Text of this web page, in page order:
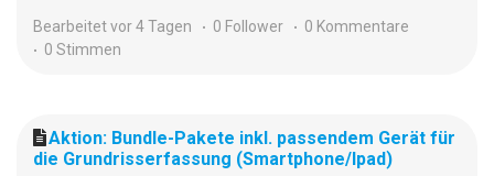
Bearbeitetvor 4 Tagen 0 Follower
0 Kommentare
0 Stimmen
Aktion: Bundle-Pakete inkl. passendem Gerät für
die Grundrisserfassung (Smartphone/Ipad)